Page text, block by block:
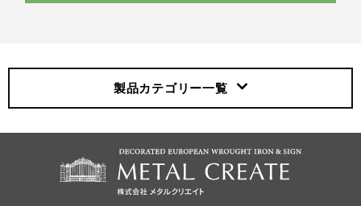
製品カテゴリー一覧